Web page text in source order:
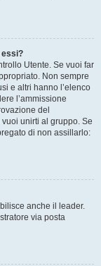
essi?
Utente. Se vuoi far
Non sempre
e altri hanno l’elenco
l’ammissione
del
unirti al gruppo. Se
di non assillarlo:
anche il leader.
via posta